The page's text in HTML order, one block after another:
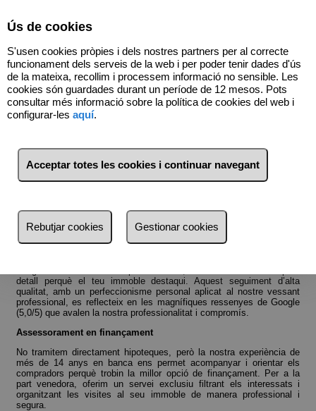
620554970
QUÈ T'OFERIM?
QUÈ T’OFERIM
l’operació. Valorem detalladament l’immoble, fem totes les
comprovacions registrals i urbanístiques i preparem un informe
detall perquè el teu immoble destaqui. Aquest seguiment d’alta
qualitat, amb un perfeccionisme personal aplicat al nostre vessant
professional, es reflecteix en les magnífiques ressenyes de Google
(5,0/5) que avalen la nostra professionalitat i compromís.
Assessorament en finançament
No tramitem directament hipoteques, però la nostra experiència de
més de 14 anys en banca ens permet acompanyar i orientar els
compradors perquè trobin la millor opció de finançament. Per a la
part venedora, oferim un servei exclusiu filtrant els interessats i
organitzant les visites al seu immoble de manera professional i
segura.
Ús de cookies
S'usen cookies pròpies i dels nostres partners per al correcte
funcionament dels serveis de la web i per poder tenir dades d'ús
de la mateixa, recollim i processem informació no sensible. Les
cookies són guardades durant un període de 12 mesos. Pots
consultar més informació sobre la política de cookies del web i
configurar-les aquí.
Acceptar totes les cookies i continuar navegant
Rebutjar cookies Gestionar cookies